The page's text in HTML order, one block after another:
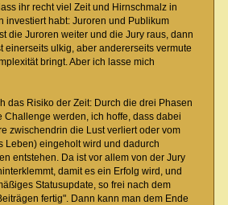
ihr recht viel Zeit und Hirnschmalz in
investiert habt: Juroren und Publikum
die Juroren weiter und die Jury raus, dann
einerseits ulkig, aber andererseits vermute
bringt. Aber ich lasse mich
das Risiko der Zeit: Durch die drei Phasen
Challenge werden, ich hoffe, dass dabei
zwischendrin die Lust verliert oder vom
Leben) eingeholt wird und dadurch
entstehen. Da ist vor allem von der Jury
damit es ein Erfolg wird, und
Statusupdate, so frei nach dem
fertig". Dann kann man dem Ende